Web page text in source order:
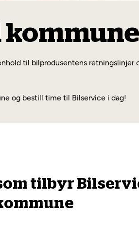
kommune
til bilprodusentens
og bestill time til Bilservice i dag!
tilbyr